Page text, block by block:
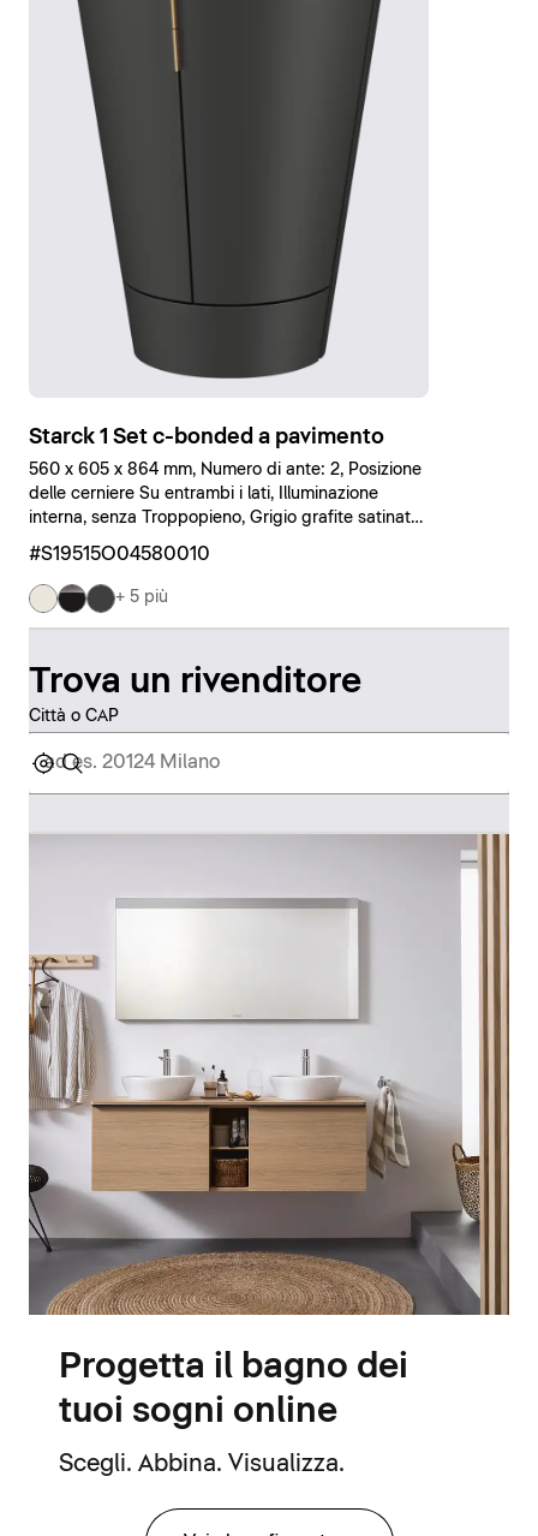
Starck 1 Set c-bonded a pavimento
560 x 605 x 864 mm, Numero di ante: 2, Posizione
delle cerniere Su entrambi i lati, Illuminazione
interna, senza Troppopieno, Grigio grafite satinato,
Nero
#S19515O04580010
+ 5 più
Trova un rivenditore
Città o CAP
Progetta il bagno dei
tuoi sogni online
Scegli. Abbina. Visualizza.